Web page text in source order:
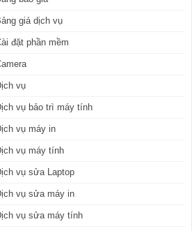
giá dịch vụ
đặt phần mềm
vụ
vụ bảo trì máy tính
vụ máy in
vụ máy tính
vụ sửa Laptop
vụ sửa máy in
vụ sửa máy tính